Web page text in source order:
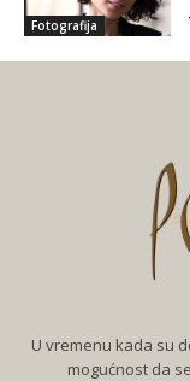
Fotografija
U vremenu kada su
mogućnost da